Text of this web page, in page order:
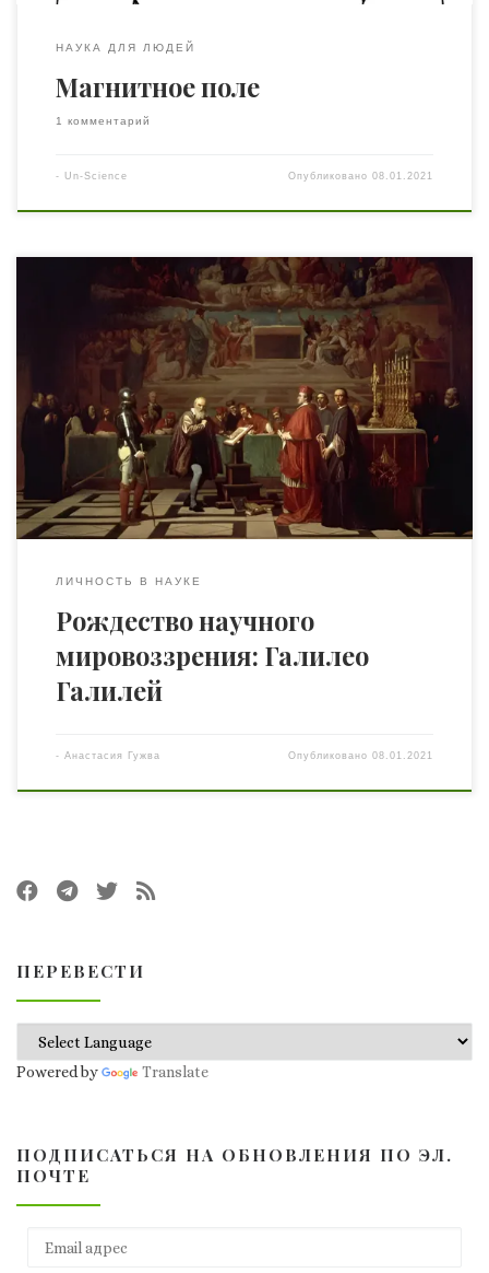
НАУКА ДЛЯ ЛЮДЕЙ
Магнитное поле
1 комментарий
- Un-Science Опубликовано08.01.2021
Казалось бы, в ХХI веке услышать такое уже
невозможно: «Голову мыть сегодня уже нельзя, в
церкви служба началась» (вечером 6 января) или «Стоп!
Первым в дом пусть зайдёт мужчина, иначе весь год
будем ссориться!» (если пришли гости утром 7 января).
Или прочитать в новостях: «патриарх Кирилл
приравнял отрицание коронавируса к атеизму». Ну […]
ЛИЧНОСТЬ В НАУКЕ
Рождество научного
мировоззрения: Галилео
Галилей
- Анастасия Гужва Опубликовано08.01.2021
ПЕРЕВЕСТИ
Powered by Translate
ПОДПИСАТЬСЯ НА ОБНОВЛЕНИЯ ПО ЭЛ.
ПОЧТЕ